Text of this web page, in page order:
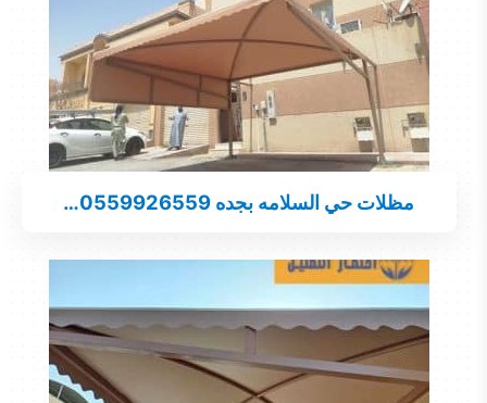
مظلات حي السلامه بجده 0559926559…